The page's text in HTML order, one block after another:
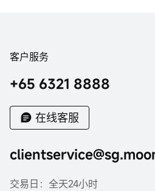
客户服务
+65 6321 8888
在线客服
交易日：全天24小时